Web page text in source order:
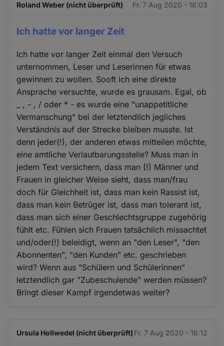
Roland Weber (nicht überprüft) Fr. 7 Aug 2020 - 16:03
Ich hatte vor langer Zeit
Ich hatte vor langer Zeit einmal den Versuch
unternommen, Leser und Leserinnen für etwas
gewinnen zu wollen. Sooft ich eine direkte
Ansprache versuchte, wurde es grausam. Egal, ob
_ , - , / oder * - es wurde eine "unappetitliche
Vermanschung" bei der letztendlich jegliches
Verständnis auf der Strecke bleiben musste. Ist
denn jeder(!), der anderen etwas mitteilen möchte,
eine amtliche Verlautbarungsstelle? Muss man in
jedem Text versichern, dass man (!) Männer und
Frauen in gleicher Weise sieht, dass man/frau
doch für Gleichheit ist, dass man kein Rassist ist,
dass man kein Betrüger ist, dass man tolerant ist,
dass man sich einer Geschlechtsgruppe zugehörig
fühlt etc. Fühlen sich Frauen tatsächlich missachtet
und/oder(!) beleidigt, wenn an "den Leser", "den
Abonnenten", "den Kunden" etc. geschrieben
wird? Wenn aus "Schülern und Schülerinnen"
letztendlich gar "Zubeschulende" werden müssen?
Bringt dieser Kampf irgendetwas weiter?
Ursula Hollwedel (nicht überprüft) Fr. 7 Aug 2020 - 16:12